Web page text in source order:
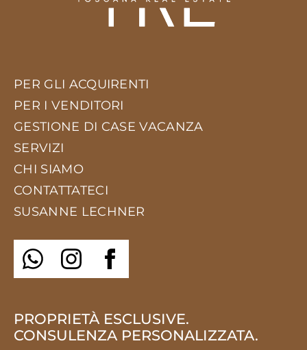
PER GLI ACQUIRENTI
PER I VENDITORI
GESTIONE DI CASE VACANZA
SERVIZI
CHI SIAMO
CONTATTATECI
SUSANNE LECHNER
PROPRIETÀ ESCLUSIVE.
CONSULENZA PERSONALIZZATA.